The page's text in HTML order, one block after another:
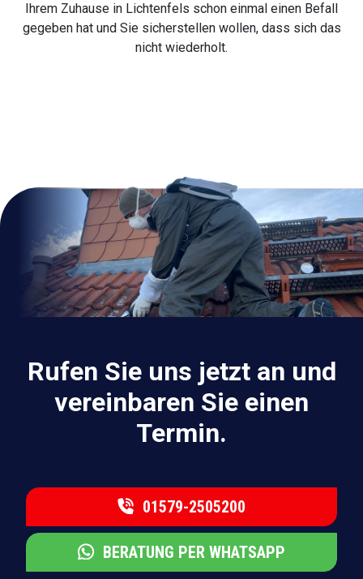
Ihrem Zuhause in Lichtenfels schon einmal einen Befall
gegeben hat und Sie sicherstellen wollen, dass sich das
nicht wiederholt.
Rufen Sie uns jetzt an und
vereinbaren Sie einen
Termin.
01579-2505200
BERATUNG PER WHATSAPP